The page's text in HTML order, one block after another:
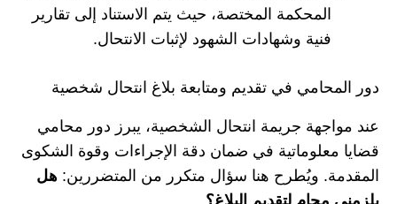
المحكمة المختصة، حيث يتم الاستناد إلى تقارير
فنية وشهادات الشهود لإثبات الانتحال.
دور المحامي في تقديم ومتابعة بلاغ انتحال شخصية
عند مواجهة جريمة انتحال الشخصية، يبرز دور محامي
قضايا معلوماتية في ضمان دقة الإجراءات وقوة الشكوى
المقدمة. ويُطرح هنا سؤال متكرر من المتضررين: هل
يلزمني محامٍ لتقديم البلاغ؟